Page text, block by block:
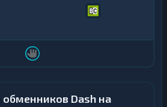
обменников Dash на